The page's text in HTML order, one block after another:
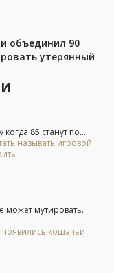
объединил 90
утерянный
85 станут по...
называть игровой
может мутировать.
кошачьи